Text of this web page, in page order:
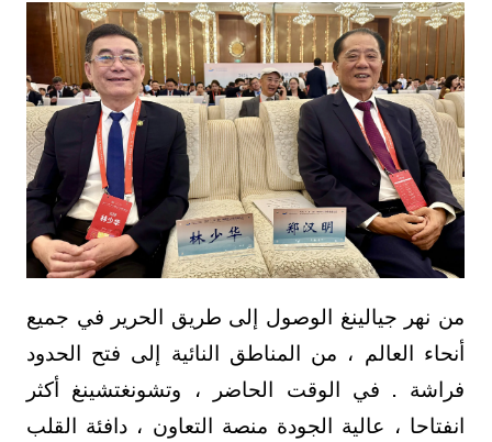
من نهر جيالينغ الوصول إلى طريق الحرير في جميع
أنحاء العالم ، من المناطق النائية إلى فتح الحدود
فراشة . في الوقت الحاضر ، وتشونغتشينغ أكثر
انفتاحا ، عالية الجودة منصة التعاون ، دافئة القلب